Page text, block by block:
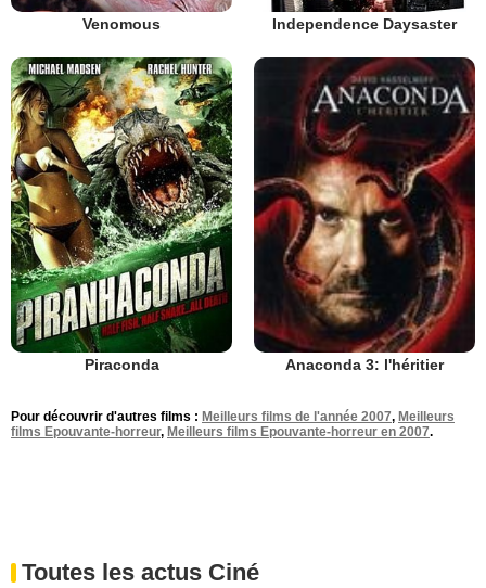
Venomous Independence Daysaster
Piraconda Anaconda 3: l'héritier
Pour découvrir d'autres films : Meilleurs films de l'année 2007, Meilleurs
films Epouvante-horreur, Meilleurs films Epouvante-horreur en 2007.
Toutes les actus Ciné